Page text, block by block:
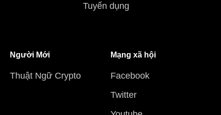
Tuyển dụng
Người Mới
Thuật Ngữ Crypto
Mạng xã hội
Facebook
Twitter